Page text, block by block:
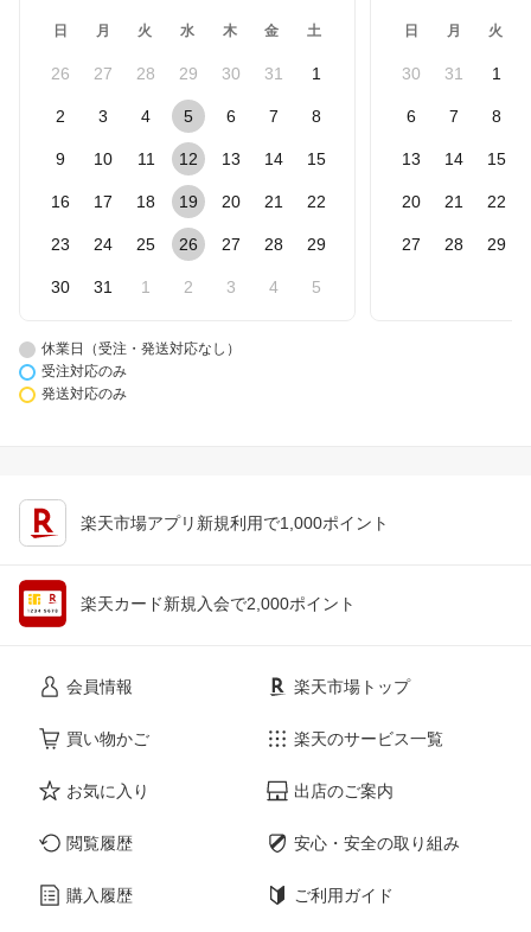
日 月 火 水 木 金 土
26 27 28 29 30 31 1
2 3 4 5 6 7 8
9 10 11 12 13 14 15
16 17 18 19 20 21 22
23 24 25 26 27 28 29
30 31 1 2 3 4 5
日 月 火
30 31 1
6 7 8
13 14 15
20 21 22
27 28 29
休業日（受注・発送対応なし）
受注対応のみ
発送対応のみ
楽天市場アプリ新規利用で1,000ポイント
楽天カード新規入会で2,000ポイント
会員情報
買い物かご
お気に入り
閲覧履歴
購入履歴
楽天市場トップ
楽天のサービス一覧
出店のご案内
安心・安全の取り組み
ご利用ガイド